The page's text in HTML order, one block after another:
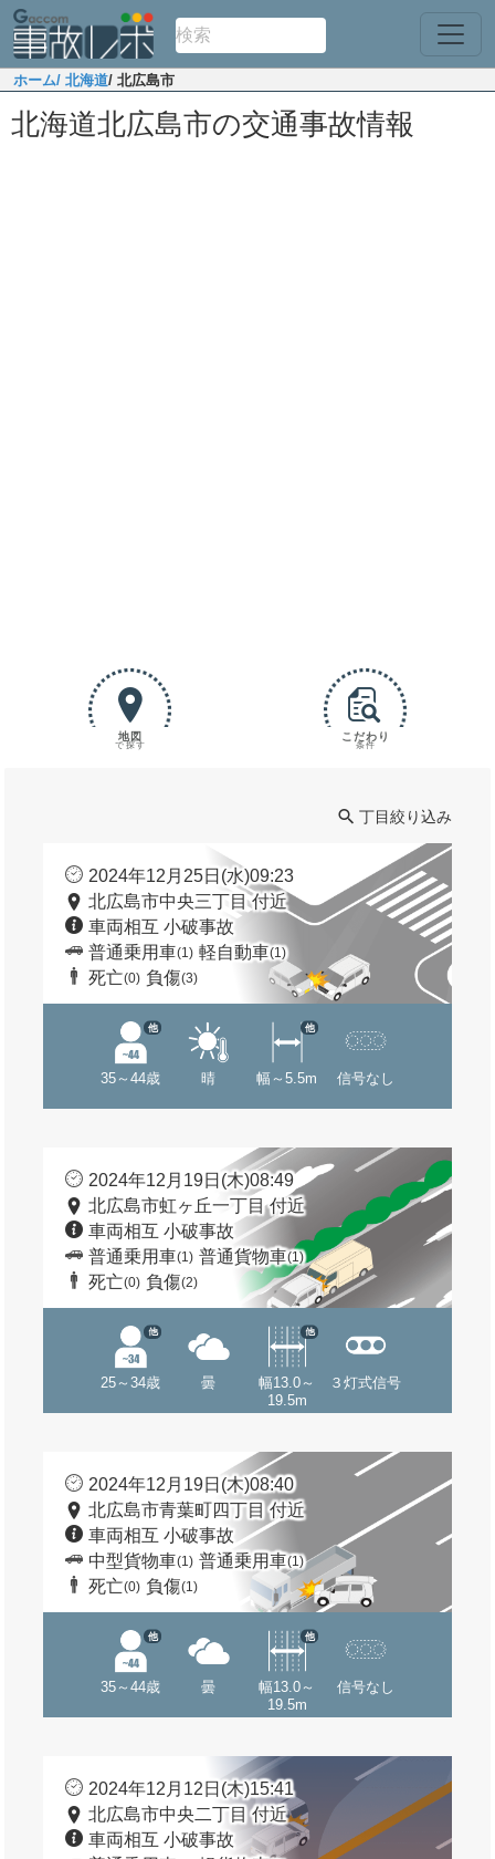
ホーム/ 北海道/ 北広島市
北海道北広島市の交通事故情報
地図
で探す
こだわり
条件
丁目絞り込み
2024年12月25日(水)09:23
北広島市中央三丁目 付近
車両相互 小破事故
普通乗用車(1) 軽自動車(1)
死亡(0) 負傷(3)
35～44歳
他
晴 幅～5.5m
他
信号なし
2024年12月19日(木)08:49
北広島市虹ヶ丘一丁目 付近
車両相互 小破事故
普通乗用車(1) 普通貨物車(1)
死亡(0) 負傷(2)
25～34歳
他
曇
幅13.0～
19.5m
他
３灯式信号
2024年12月19日(木)08:40
北広島市青葉町四丁目 付近
車両相互 小破事故
中型貨物車(1) 普通乗用車(1)
死亡(0) 負傷(1)
35～44歳
他
曇
幅13.0～
19.5m
他
信号なし
2024年12月12日(木)15:41
北広島市中央二丁目 付近
車両相互 小破事故